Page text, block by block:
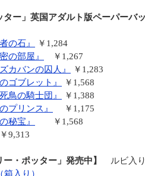
ター」英国アダルト版ペーパーバ
の石』
￥1,284
の部屋』
￥1,267
カバンの囚人』
￥1,283
ゴブレット』
￥1,568
鳥の騎士団』
￥1,388
プリンス』
￥1,175
秘宝』
￥1,568
9,313
ー・ポッター」発売中】
ルビ入
入り）